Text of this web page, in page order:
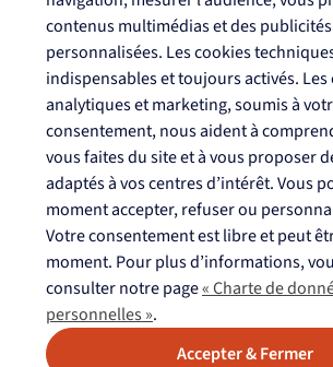
Salade crispy rice à l’Air
contenus multimédias et des publicités
personnalisées. Les cookies
indispensables et toujours activés. Les
analytiques et marketing, soumis à
consentement, nous aident à
vous faites du site et à vous proposer
adaptés à vos centres d’intérêt. Vous
moment accepter, refuser ou
Votre consentement est libre et peut
moment. Pour plus d’informations,
consulter notre page« Charte de
personnelles ».
Accepter & Fermer